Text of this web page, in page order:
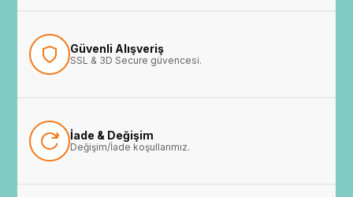
Güvenli Alışveriş
SSL & 3D Secure güvencesi.
İade & Değişim
Değişim/İade koşullarımız.